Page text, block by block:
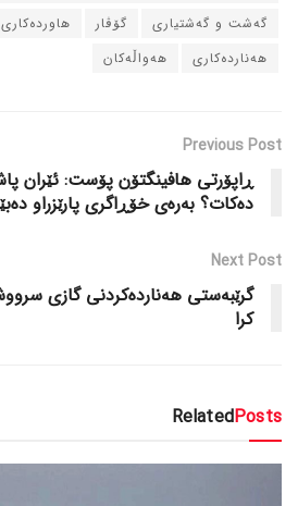
گه‌شت و گه‌شتیاری
گۆڤار هاورده‌کاری
هه‌نارده‌کاری
هه‌واڵه‌کان
Previous Post
ڕاپۆرتی هافینگتۆن پۆست: ئێران
ده‌کات؟ به‌ره‌ی خۆڕاگری پارێزراو
Next Post
گرێبه‌ستی هه‌نارده‌کردنی گازی
کرا
RelatedPosts